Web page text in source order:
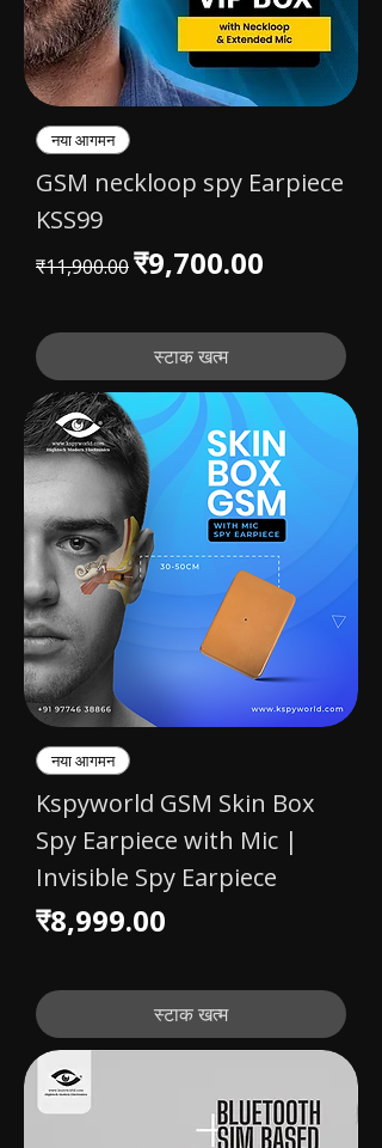
नया आगमन
GSM neckloop spy Earpiece
KSS99
नियमित मूल्य
₹11,900.00बिक्री मूल्य
₹9,700.00
स्टाक खत्म
नया आगमन
Kspyworld GSM Skin Box
Spy Earpiece with Mic |
Invisible Spy Earpiece
मूल्य
₹8,999.00
स्टाक खत्म